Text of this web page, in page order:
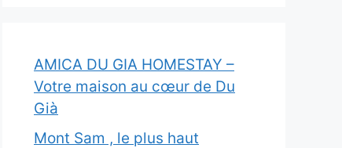
AMICA DU GIA HOMESTAY –
Votre maison au cœur de Du
Già
Mont Sam , le plus haut